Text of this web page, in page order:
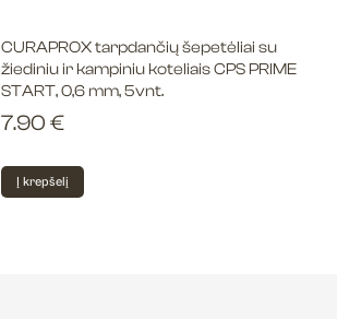
multiple
variants.
CURAPROX tarpdančių šepetėliai su
žiediniu ir kampiniu koteliais CPS PRIME
START, 0,6 mm, 5vnt.
7.90 €
Į krepšelį